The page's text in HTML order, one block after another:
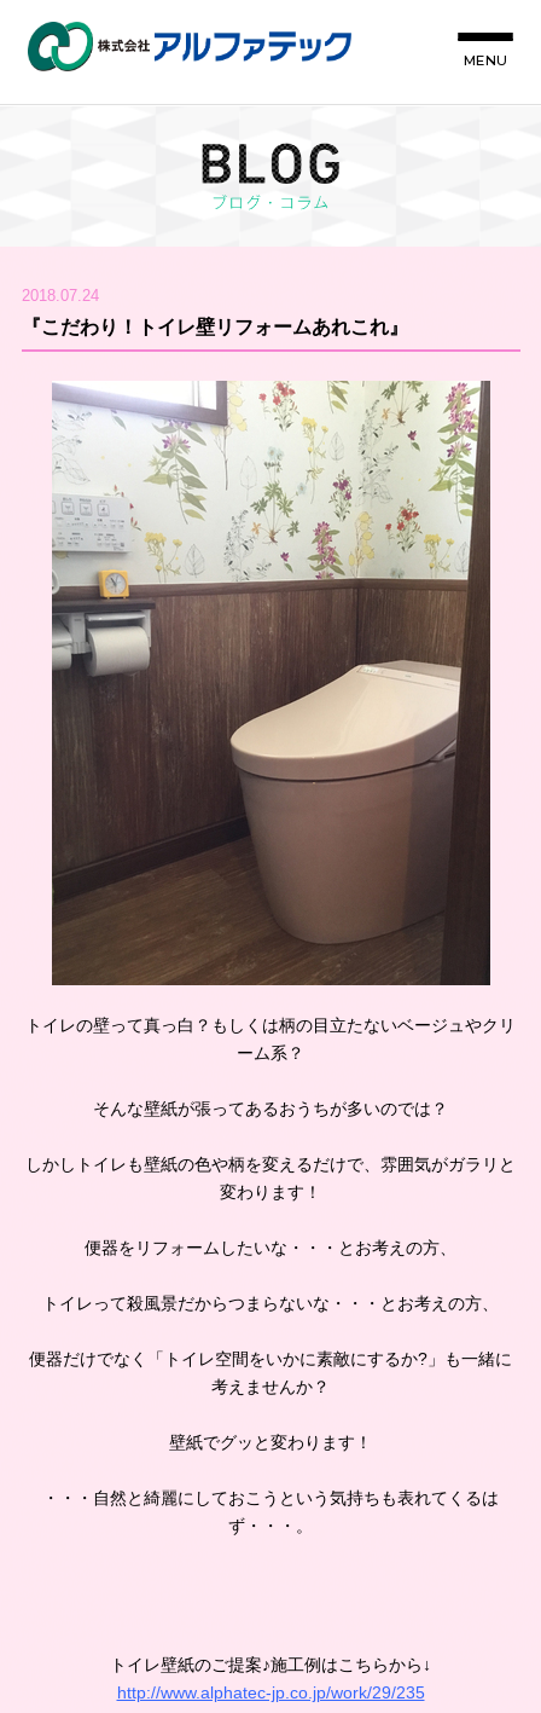
MENU
2018.07.24
『こだわり！トイレ壁リフォームあれこれ』
トイレの壁って真っ白？もしくは柄の目立たないベージュやクリ
ーム系？
そんな壁紙が張ってあるおうちが多いのでは？
しかしトイレも壁紙の色や柄を変えるだけで、雰囲気がガラリと
変わります！
便器をリフォームしたいな・・・とお考えの方、
トイレって殺風景だからつまらないな・・・とお考えの方、
便器だけでなく「トイレ空間をいかに素敵にするか?」も一緒に
考えませんか？
壁紙でグッと変わります！
・・・自然と綺麗にしておこうという気持ちも表れてくるは
ず・・・。
トイレ壁紙のご提案♪施工例はこちらから↓
http://www.alphatec-jp.co.jp/work/29/235